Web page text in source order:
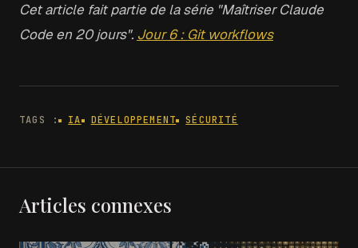
Cet article fait partie de la série "Maîtriser Claude
Code en 20 jours". Jour 6 : Git workflows
TAGS : IA DÉVELOPPEMENT SÉCURITÉ
Articles connexes